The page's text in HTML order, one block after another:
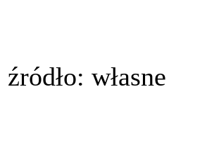
źródło: własne